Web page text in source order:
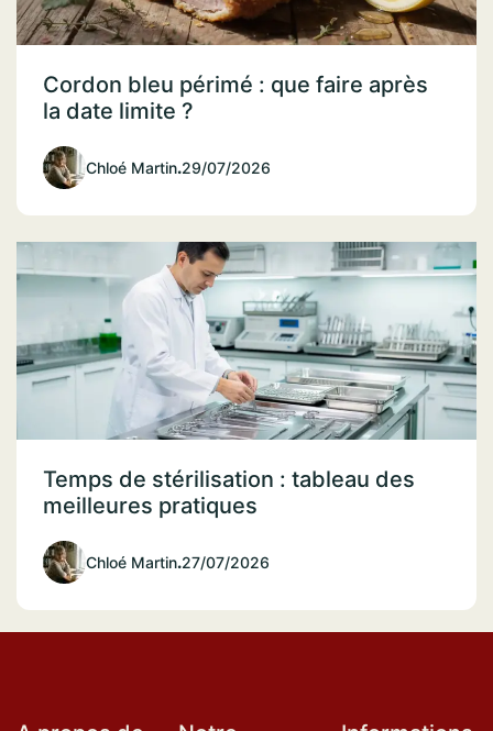
Cordon bleu périmé : que faire après
la date limite ?
Chloé Martin.29/07/2026
Temps de stérilisation : tableau des
meilleures pratiques
Chloé Martin.27/07/2026